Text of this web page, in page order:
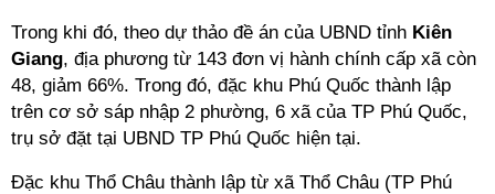
Trong khi đó, theo dự thảo đề án của UBND tỉnh Kiên
Giang, địa phương từ 143 đơn vị hành chính cấp xã còn
48, giảm 66%. Trong đó, đặc khu Phú Quốc thành lập
trên cơ sở sáp nhập 2 phường, 6 xã của TP Phú Quốc,
trụ sở đặt tại UBND TP Phú Quốc hiện tại.
Đặc khu Thổ Châu thành lập từ xã Thổ Châu (TP Phú